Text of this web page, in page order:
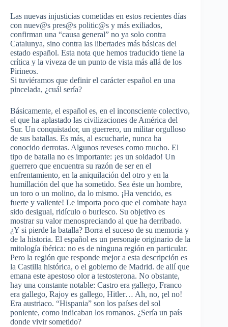
Las nuevas injusticias cometidas en estos recientes días
con nuev@s pres@s politic@s y más exiliados,
confirman una “causa general” no ya solo contra
Catalunya, sino contra las libertades más básicas del
estado español. Esta nota que hemos traducido tiene la
crítica y la viveza de un punto de vista más allá de los
Pirineos.
Si tuviéramos que definir el carácter español en una
pincelada, ¿cuál sería?
Básicamente, el español es, en el inconsciente colectivo,
el que ha aplastado las civilizaciones de América del
Sur. Un conquistador, un guerrero, un militar orgulloso
de sus batallas. Es más, al escucharle, nunca ha
conocido derrotas. Algunos reveses como mucho. El
tipo de batalla no es importante: ¡es un soldado! Un
guerrero que encuentra su razón de ser en el
enfrentamiento, en la aniquilación del otro y en la
humillación del que ha sometido. Sea éste un hombre,
un toro o un molino, da lo mismo. ¡Ha vencido, es
fuerte y valiente! Le importa poco que el combate haya
sido desigual, ridículo o burlesco. Su objetivo es
mostrar su valor menospreciando al que ha derribado.
¿Y si pierde la batalla? Borra el suceso de su memoria y
de la historia. El español es un personaje originario de la
mitología ibérica: no es de ninguna región en particular.
Pero la región que responde mejor a esta descripción es
la Castilla histórica, o el gobierno de Madrid. de allí que
emana este apestoso olor a testosterona. No obstante,
hay una constante notable: Castro era gallego, Franco
era gallego, Rajoy es gallego, Hitler… Ah, no, ¡el no!
Era austriaco. “Hispania” son los países del sol
poniente, como indicaban los romanos. ¿Sería un país
donde vivir sometido?